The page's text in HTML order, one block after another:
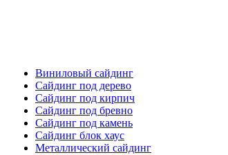
Виниловый сайдинг
Сайдинг под дерево
Сайдинг под кирпич
Сайдинг под бревно
Сайдинг под камень
Cайдинг блок хаус
Металлический сайдинг